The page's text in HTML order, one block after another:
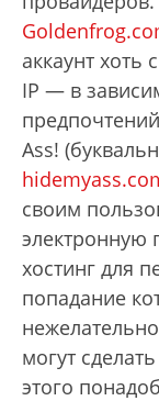
аккаунт хоть
IP — в
Ass!
своим
хостинг для
попадание
могут
этого